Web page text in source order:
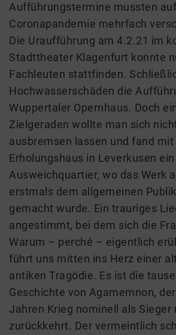
Aufführungstermine mussten
Coronapandemie mehrfach
Die Uraufführung am 4.2.21 im
Stadttheater Klagenfurt konnte
Fachleuten stattfinden.
Hochwasserschäden die
Wuppertaler Opernhaus. Doch
Zielgeraden wollte man sich
ausbremsen lassen und fand mit
Erholungshaus in Leverkusen
Ausweichquartier, wo das Werk
erstmals dem allgemeinen
gemacht wurde. Ein trauriges
angestimmt, bei dem sich die
Warum – perché – eigentlich
führt uns mitten ins Herz einer
antiken Tragödie. Es ist die
Geschichte von Agamemnon,
Jahren Krieg nominell als Sieger
zurückkehrt. Der vermeintlich